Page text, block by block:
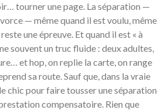
tourner une page. La séparation —
— même quand il est voulu, même
une épreuve. Et quand il est « à
souvent un truc fluide : deux adultes,
et hop, on replie la carte, on range
sa route. Sauf que, dans la vraie
chic pour faire tousser une séparation
compensatoire. Rien que